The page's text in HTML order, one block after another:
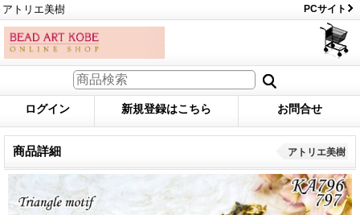
アトリエ美樹 PCサイト
ログイン 新規登録はこちら お問合せ
商品詳細 アトリエ美樹